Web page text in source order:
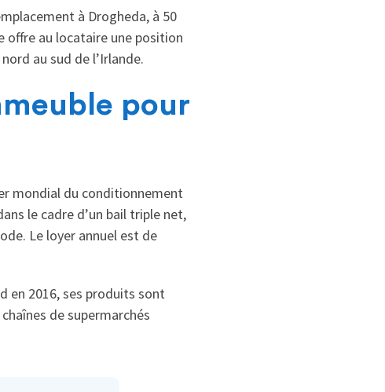
à Drogheda, à 50
offre au locataire une position
au sud de l’Irlande.
pour
mondial du conditionnement
le cadre d’un bail triple net,
Le loyer annuel est de
en 2016, ses produits sont
de supermarchés